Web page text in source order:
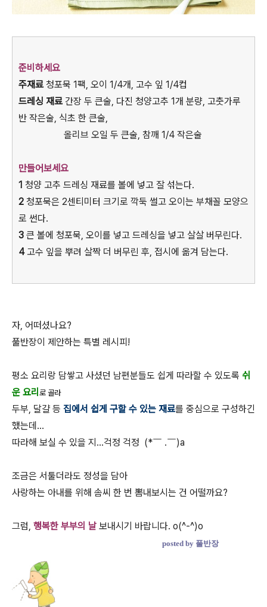
준비하세요
주재료청포묵 1팩, 오이 1/4개, 고수 잎 1/4컵
드레싱 재료간장 두 큰술, 다진 청양고추 1개 분량, 고춧가루
반 작은술, 식초 한 큰술,
올리브 오일 두 큰술, 참깨 1/4 작은술
만들어보세요
1 청양 고추 드레싱 재료를 볼에 넣고 잘 섞는다.
2 청포묵은 2센티미터 크기로 깍둑 썰고 오이는 부채꼴 모양으
로 썬다.
3 큰 볼에 청포묵, 오이를 넣고 드레싱을 넣고 살살 버무린다.
4 고수 잎을 뿌려 살짝 더 버무린 후, 접시에 옮겨 담는다.
자, 어떠셨나요?
풀반장이 제안하는 특별 레시피!
평소 요리랑 담쌓고 사셨던 남편분들도 쉽게 따라할 수 있도록 쉬
운 요리 로 골라
두부, 달걀 등 집에서 쉽게 구할 수 있는 재료를 중심으로 구성하긴
했는데...
따라해 보실 수 있을 지...걱정 걱정 (*￣ .￣)a
조금은 서툴더라도 정성을 담아
사랑하는 아내를 위해 솜씨 한 번 뽐내보시는 건 어떨까요?
그럼, 행복한 부부의 날 보내시기 바랍니다. o(^-^)o
posted by 풀반장